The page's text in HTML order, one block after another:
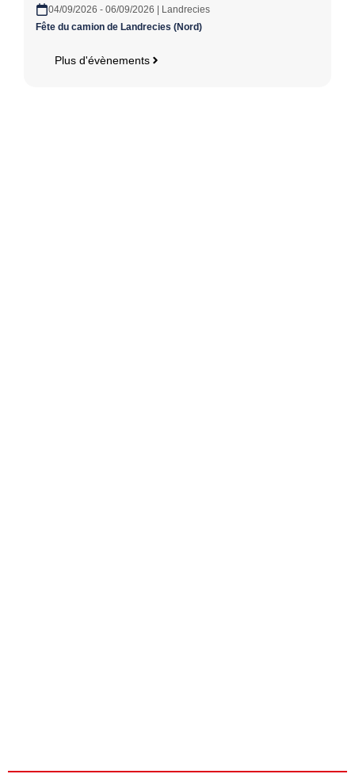
04/09/2026 - 06/09/2026 | Landrecies
Fête du camion de Landrecies (Nord)
Plus d'évènements